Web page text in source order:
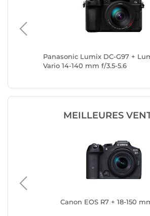
Panasonic Lumix DC-G97 +
Vario 14-140 mm f/3.5-5.6
MEILLEURES
Canon EOS R7 + 18-150